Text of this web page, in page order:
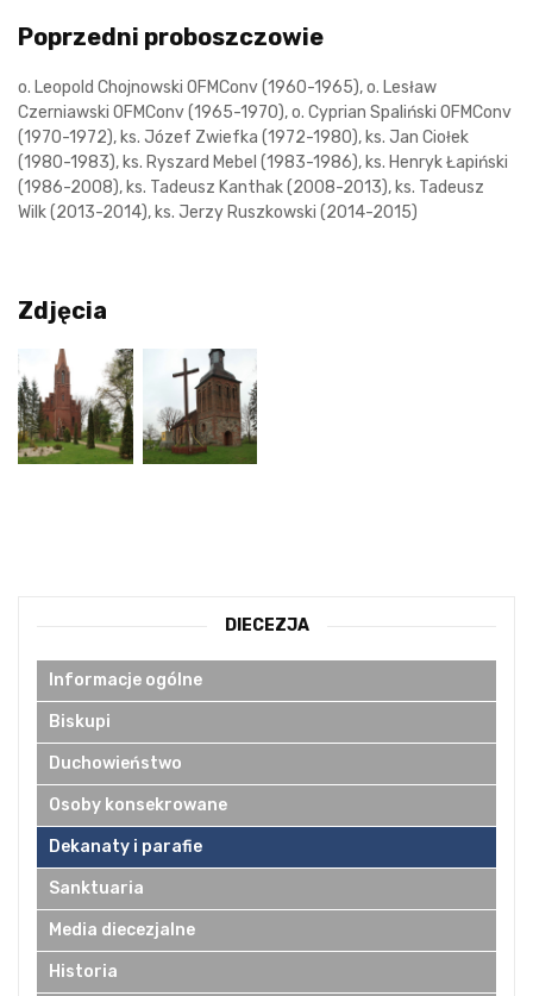
Poprzedni proboszczowie
o. Leopold Chojnowski OFMConv (1960-1965), o. Lesław
Czerniawski OFMConv (1965-1970), o. Cyprian Spaliński OFMConv
(1970-1972), ks. Józef Zwiefka (1972-1980), ks. Jan Ciołek
(1980-1983), ks. Ryszard Mebel (1983-1986), ks. Henryk Łapiński
(1986-2008), ks. Tadeusz Kanthak (2008-2013), ks. Tadeusz
Wilk (2013-2014), ks. Jerzy Ruszkowski (2014-2015)
Zdjęcia
DIECEZJA
Informacje ogólne
Biskupi
Duchowieństwo
Osoby konsekrowane
Dekanaty i parafie
Sanktuaria
Media diecezjalne
Historia